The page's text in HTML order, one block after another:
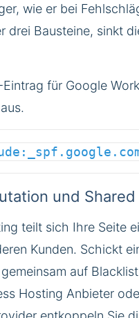
wie er bei
drei Bausteine, sinkt
für Google
und
teilt sich Ihre Seite
Kunden. Schickt
auf
Hosting Anbieter